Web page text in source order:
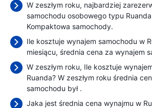
W zeszłym roku, najbardziej
samochodu osobowego typu Ruanda
Kompaktowa samochody.
Ile kosztuje wynajem samochodu w
miesiącu, średnia cena za wynajem
W zeszłym roku, Ile kosztuje
Ruanda? W zeszłym roku średnia
samochodu był .
Jaka jest średnia cena wynajmu w